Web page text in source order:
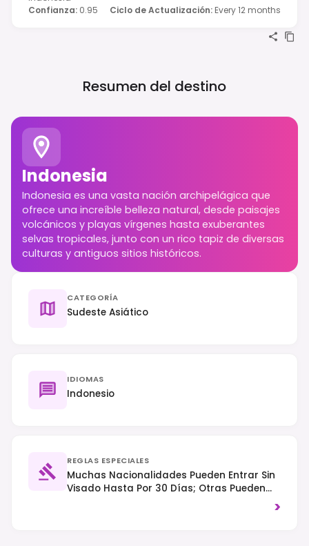
Confianza: 0.95 Ciclo de Actualización: Every 12 months
Resumen del destino
Indonesia
Indonesia es una vasta nación archipelágica que
ofrece una increíble belleza natural, desde paisajes
volcánicos y playas vírgenes hasta exuberantes
selvas tropicales, junto con un rico tapiz de diversas
culturas y antiguos sitios históricos.
CATEGORÍA
Sudeste Asiático
IDIOMAS
Indonesio
REGLAS ESPECIALES
Muchas Nacionalidades Pueden Entrar Sin
Visado Hasta Por 30 Días; Otras Pueden
>